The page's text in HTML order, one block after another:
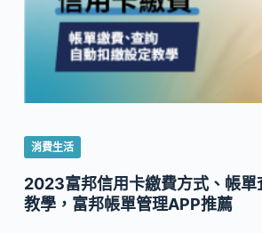
消費生活
2023富邦信用卡繳費方式、帳單
教學，富邦帳單管理APP推薦